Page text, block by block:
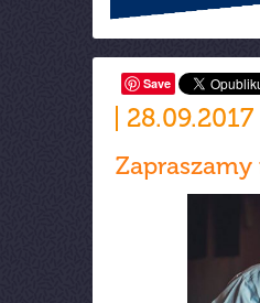
Save
28.09.2017